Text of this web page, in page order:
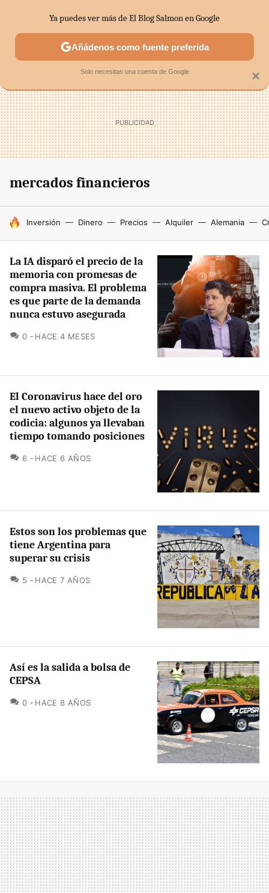
SECTORES ECONOMÍA DOMÉSTICA MERCADOS
mercados financieros
HOY SE HABLA DE
Inversión Dinero Precios Alquiler Alemania
La IA disparó el precio de la
memoria con promesas de
compra masiva. El problema
es que parte de la demanda
nunca estuvo asegurada
0 COMENTARIOS
HACE 4 MESES
El Coronavirus hace del oro
el nuevo activo objeto de la
codicia: algunos ya llevaban
tiempo tomando posiciones
6 COMENTARIOS
HACE 6 AÑOS
Estos son los problemas que
tiene Argentina para
superar su crisis
5 COMENTARIOS
HACE 7 AÑOS
Así es la salida a bolsa de
CEPSA
0 COMENTARIOS
HACE 8 AÑOS
×
Ya puedes ver más de El Blog Salmon en Google
Añádenos como fuente preferida
Solo necesitas una cuenta de Google